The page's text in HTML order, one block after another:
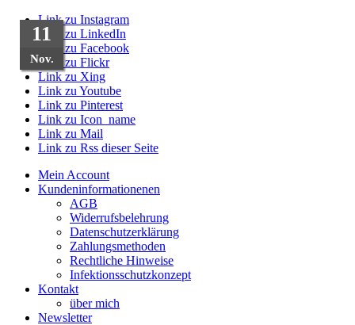
Link zu Instagram
Link zu LinkedIn
Link zu Facebook
Link zu Flickr
Link zu Xing
Link zu Youtube
Link zu Pinterest
Link zu Icon_name
Link zu Mail
Link zu Rss dieser Seite
Mein Account
Kundeninformationenen
AGB
Widerrufsbelehrung
Datenschutzerklärung
Zahlungsmethoden
Rechtliche Hinweise
Infektionsschutzkonzept
Kontakt
über mich
Newsletter
24
Okt.
06
Nov.
11
Nov.